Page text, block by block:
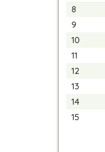
8
9
10
11
12
13
14
15